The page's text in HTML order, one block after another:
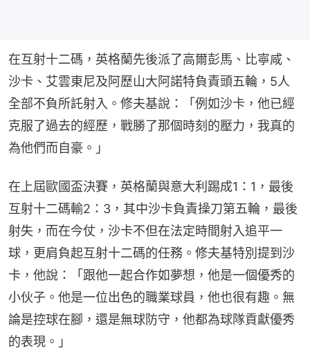
在互射十二碼，英格蘭先後派了高爾彭馬、比寧咸、
沙卡、艾雲東尼及阿歷山大阿諾特負責頭五輪，5人
全部不負所託射入。修夫基說：「例如沙卡，他已經
克服了過去的經歷，戰勝了那個時刻的壓力，我真的
為他們而自豪。」
在上屆歐國盃決賽，英格蘭與意大利踢成1：1，最後
互射十二碼輸2：3，其中沙卡負責操刀第五輪，最後
射失，而在今仗，沙卡不但在法定時間射入追平一
球，更肩負起互射十二碼的任務。修夫基特別提到沙
卡，他說：「跟他一起合作如夢想，他是一個優秀的
小伙子。他是一位出色的職業球員，他也很有趣。無
論是控球在腳，還是無球防守，他都為球隊貢獻優秀
的表現。」